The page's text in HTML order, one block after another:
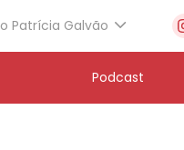
Patrícia Galvão
Podcast